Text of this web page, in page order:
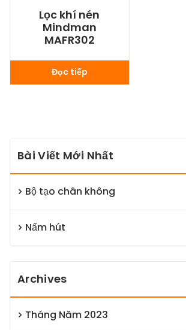
Lọc khí nén
Mindman
MAFR302
Đọc tiếp
Bài Viết Mới Nhất
Bộ tạo chân không
Nấm hút
Archives
Tháng Năm 2023